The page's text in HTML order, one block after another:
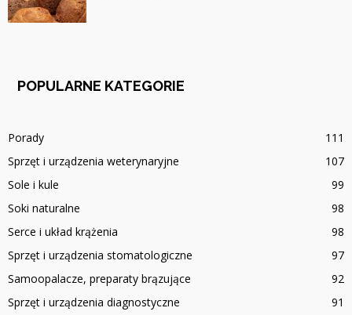
POPULARNE KATEGORIE
Porady
111
Sprzęt i urządzenia weterynaryjne
107
Sole i kule
99
Soki naturalne
98
Serce i układ krążenia
98
Sprzęt i urządzenia stomatologiczne
97
Samoopalacze, preparaty brązujące
92
Sprzęt i urządzenia diagnostyczne
91